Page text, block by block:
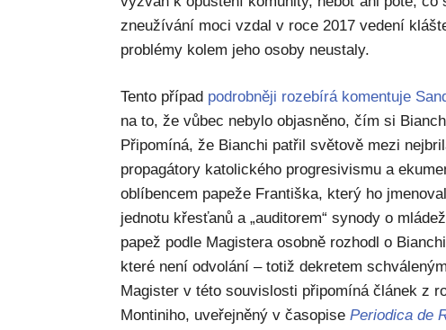
zneužívání moci vzdal v roce 2017 vedení
problémy kolem jeho osoby neustaly.
Tento případ podrobněji rozebírá komentuje
na to, že vůbec nebylo objasněno, čím si
Připomíná, že Bianchi patřil světově mezi
propagátory katolického progresivismu a
oblíbencem papeže Františka, který ho
jednotu křesťanů a „auditorem“ synody o
papež podle Magistera osobně rozhodl o
které není odvolání – totiž dekretem
Magister v této souvislosti připomíná článek z
Montiniho, uveřejněný v časopisePeriodica de